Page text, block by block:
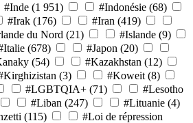
#Inde (1 951) #Indonésie (68)
#Irak (176) #Iran (419)
du Nord (21) #Islande (9)
(678) #Japon (20)
(54) #Kazakhstan (12)
(3) #Koweit (8)
#LGBTQIA+ (71)
#Lesotho
#Liban (247) #Lituanie (4)
(115)
#Loi de répression